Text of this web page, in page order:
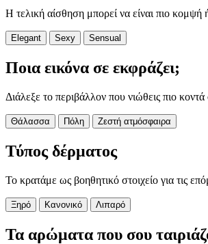
Η τελική αίσθηση μπορεί να είναι πιο κομψή
Elegant Sexy Sensual
Ποια εικόνα σε εκφράζει;
Διάλεξε το περιβάλλον που νιώθεις πιο
Θάλασσα Πόλη Ζεστή ατμόσφαιρα
Τύπος δέρματος
Το κρατάμε ως βοηθητικό στοιχείο για τις
Ξηρό Κανονικό Λιπαρό
Τα αρώματα που σου